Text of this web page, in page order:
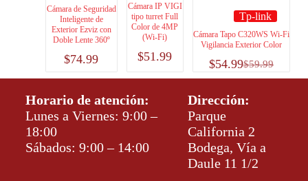
Cámara de Seguridad
Inteligente de
Exterior Ezviz con
Doble Lente 360º
$74.99
Cámara IP VIGI
tipo turret Full
Color de 4MP
(Wi-Fi)
$51.99
Tp-link
Cámara Tapo C320WS Wi-Fi
Vigilancia Exterior Color
$59.99
$54.99
Horario de atención:
Lunes a Viernes: 9:00 –
18:00
Sábados: 9:00 – 14:00
Dirección:
Parque
California 2
Bodega, Vía a
Daule 11 1/2